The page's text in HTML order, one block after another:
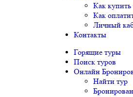
Как купить
Как
Личный
Контакты
Горящие туры
Поиск туров
Онлайн
Найти тур